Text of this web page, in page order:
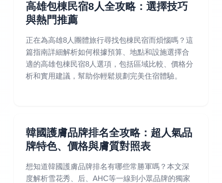
高雄包棟民宿8人全攻略：選擇技巧
與熱門推薦
正在為高雄8人團體旅行尋找包棟民宿而煩惱嗎？這
篇指南詳細解析如何根據預算、地點和設施選擇合
適的高雄包棟民宿8人選項，包括區域比較、價格分
析和實用建議，幫助你輕鬆規劃完美住宿體驗。
韓國護膚品牌排名全攻略：超人氣品
牌特色、價格與膚質對照表
想知道韓國護膚品牌排名有哪些常勝軍嗎？本文深
度解析雪花秀、后、AHC等一線到小眾品牌的獨家